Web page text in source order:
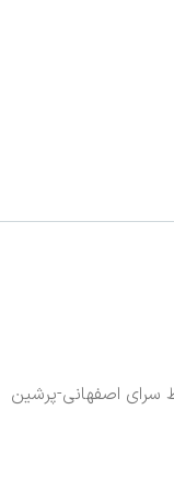
سرای اصفهانی-پرشین